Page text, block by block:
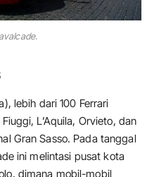
lebih dari 100 Ferrari
L’Aquila, Orvieto, dan
Gran Sasso. Pada tanggal
ini melintasi pusat kota
dimana mobil-mobil